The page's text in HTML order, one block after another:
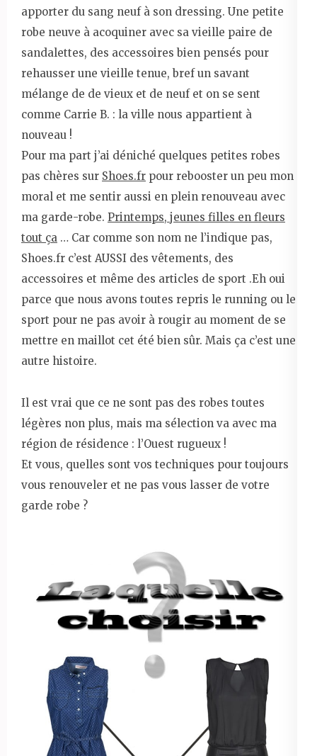
apporter du sang neuf à son dressing. Une petite
robe neuve à acoquiner avec sa vieille paire de
sandalettes, des accessoires bien pensés pour
rehausser une vieille tenue, bref un savant
mélange de de vieux et de neuf et on se sent
comme Carrie B. : la ville nous appartient à
nouveau !
Pour ma part j’ai déniché quelques petites robes
pas chères sur Shoes.fr pour rebooster un peu mon
moral et me sentir aussi en plein renouveau avec
ma garde-robe. Printemps, jeunes filles en fleurs
tout ça … Car comme son nom ne l’indique pas,
Shoes.fr c’est AUSSI des vêtements, des
accessoires et même des articles de sport .Eh oui
parce que nous avons toutes repris le running ou le
sport pour ne pas avoir à rougir au moment de se
mettre en maillot cet été bien sûr. Mais ça c’est une
autre histoire.
Il est vrai que ce ne sont pas des robes toutes
légères non plus, mais ma sélection va avec ma
région de résidence : l’Ouest rugueux !
Et vous, quelles sont vos techniques pour toujours
vous renouveler et ne pas vous lasser de votre
garde robe ?